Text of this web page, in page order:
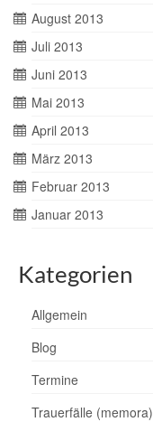
August 2013
Juli 2013
Juni 2013
Mai 2013
April 2013
März 2013
Februar 2013
Januar 2013
Kategorien
Allgemein
Blog
Termine
Trauerfälle (memora)